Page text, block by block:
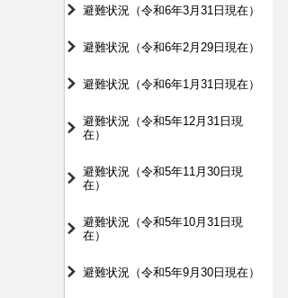
避難状況（令和6年3月31日現在）
避難状況（令和6年2月29日現在）
避難状況（令和6年1月31日現在）
避難状況（令和5年12月31日現
在）
避難状況（令和5年11月30日現
在）
避難状況（令和5年10月31日現
在）
避難状況（令和5年9月30日現在）